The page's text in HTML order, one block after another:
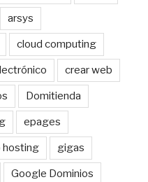
arsys
cloud computing
crear web
Domitienda
epages
hosting gigas
Google Dominios